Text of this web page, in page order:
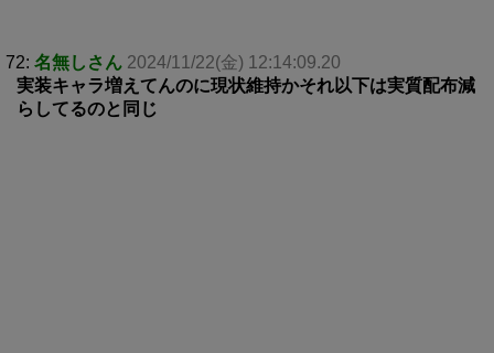
72: 名無しさん 2024/11/22(金) 12:14:09.20
実装キャラ増えてんのに現状維持かそれ以下は実質配布減
らしてるのと同じ